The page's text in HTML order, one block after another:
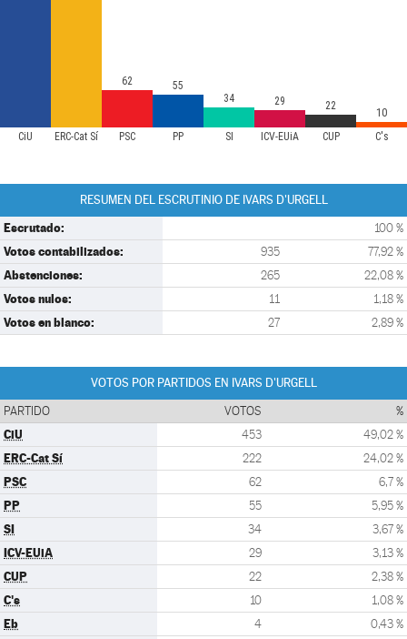
CiU ERC-Cat Sí PSC PP SI ICV-EUiA CUP C's
62
55
34
29 22
10
RESUMEN DEL ESCRUTINIO DE IVARS D'URGELL
Escrutado: 100 %
Votos contabilizados: 935 77,92 %
Abstenciones: 265 22,08 %
Votos nulos: 11 1,18 %
Votos en blanco: 27 2,89 %
VOTOS POR PARTIDOS EN IVARS D'URGELL
PARTIDO VOTOS %
CiU 453 49,02 %
ERC-Cat Sí 222 24,02 %
PSC 62 6,7 %
PP 55 5,95 %
SI 34 3,67 %
ICV-EUiA 29 3,13 %
CUP 22 2,38 %
C's 10 1,08 %
Eb 4 0,43 %